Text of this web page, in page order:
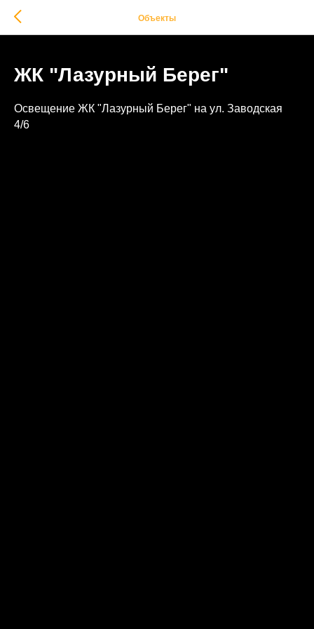
Объекты
ЖК "Лазурный Берег"
Освещение ЖК "Лазурный Берег" на ул. Заводская
4/6